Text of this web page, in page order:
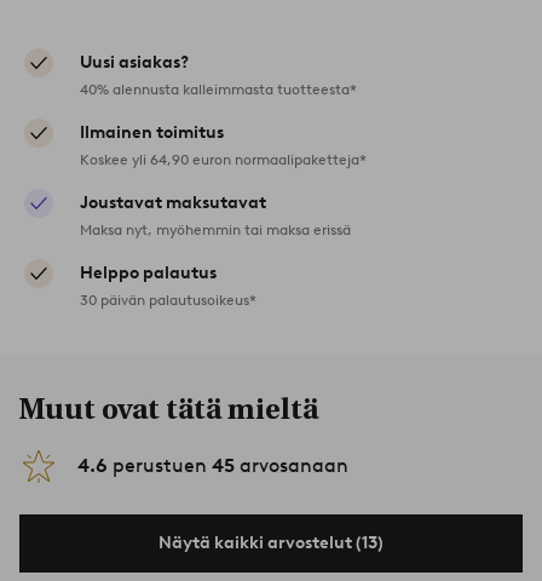
Uusi asiakas?
40% alennusta kalleimmasta tuotteesta*
Ilmainen toimitus
Koskee yli 64,90 euron normaalipaketteja*
Joustavat maksutavat
Maksa nyt, myöhemmin tai maksa erissä
Helppo palautus
30 päivän palautusoikeus*
Muut ovat tätä mieltä
4.6 perustuen 45 arvosanaan
Näytä kaikki arvostelut (13)